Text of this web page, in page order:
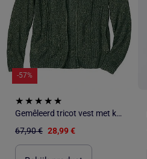
-57%
Gemêleerd tricot vest met kabelpatroon - ATLAS FOR MEN
67,90 € 28,99 €